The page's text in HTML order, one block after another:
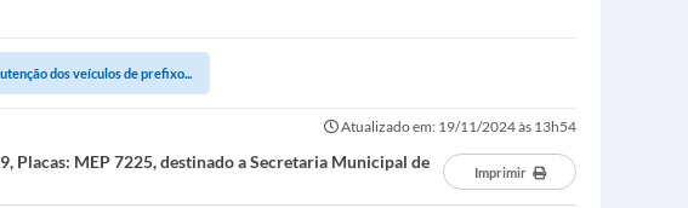
dos veículos de prefixo...
Atualizado em: 19/11/2024 às 13h54
Placas: MEP 7225, destinado a Secretaria Municipal de
Imprimir